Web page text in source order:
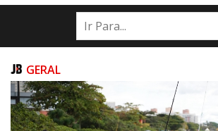
INÍCIO
NOTÍCIAS
PUBLICAÇÕES LEGAIS
CONTATO
GERAL